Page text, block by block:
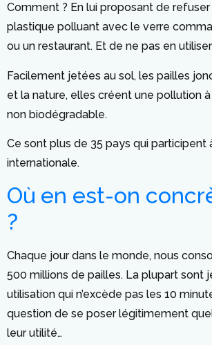
Comment ? En lui proposant de
plastique polluant avec le verre
ou un restaurant. Et de ne pas en
Facilement jetées au sol, les pailles
et la nature, elles créent une pollution
non biodégradable.
Ce sont plus de 35 pays qui participent
internationale.
Où en est-on
?
Chaque jour dans le monde, nous
500 millions de pailles. La plupart sont
utilisation qui n’excède pas les 10
question de se poser légitimement
leur utilité…